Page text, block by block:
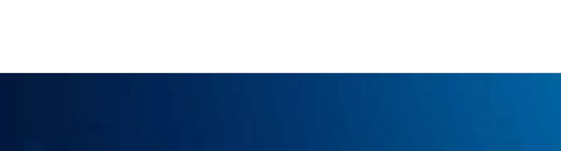
les entreprises.
approfondie des produits